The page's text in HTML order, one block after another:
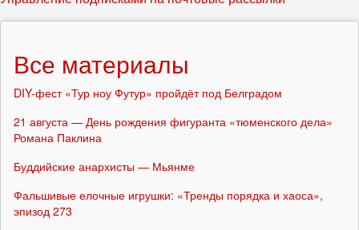
Все материалы
DIY-фест «Тур ноу Футур» пройдёт под Белградом
21 августа — День рождения фигуранта «тюменского дела»
Романа Паклина
Буддийские анархисты — Мьянме
Фальшивые елочные игрушки: «Тренды порядка и хаоса»,
эпизод 273